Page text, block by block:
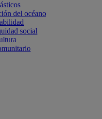
del océano
social